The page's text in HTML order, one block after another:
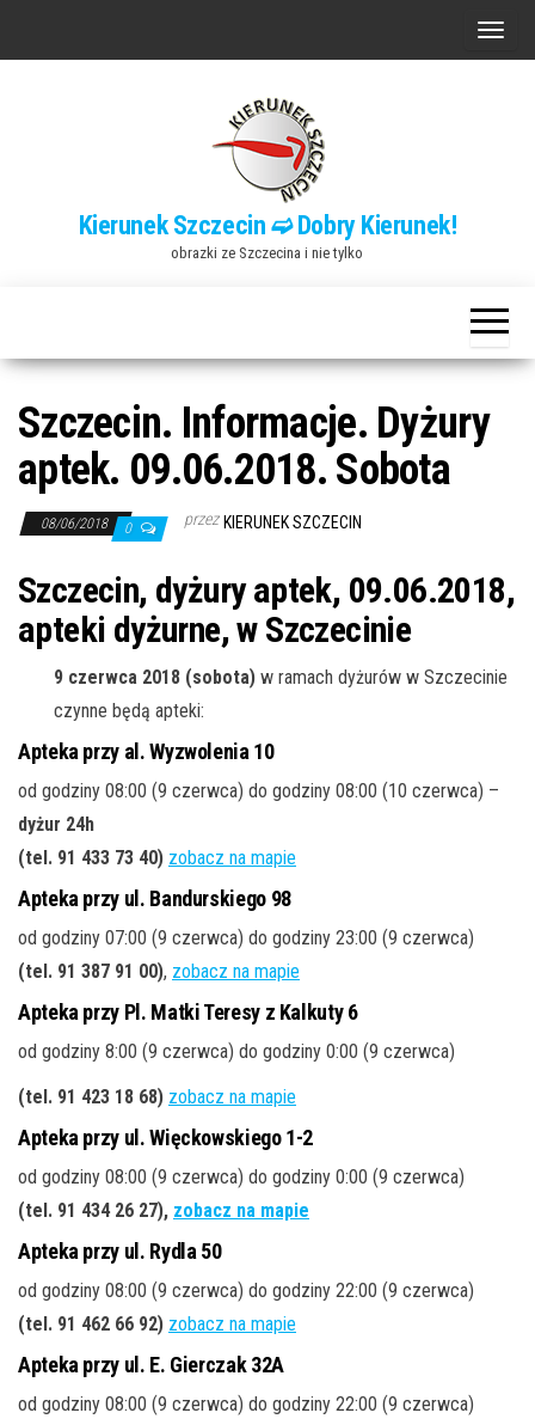
P
n
a
w
ę
Kierunek Szczecin ➫ Dobry Kierunek!
obrazki ze Szczecina i nie tylko
Szczecin. Informacje. Dyżury
aptek. 09.06.2018. Sobota
08/06/2018 0 przez KIERUNEK SZCZECIN
Szczecin, dyżury aptek, 09.06.2018,
apteki dyżurne, w Szczecinie
9 czerwca 2018 (sobota) w ramach dyżurów w Szczecinie
czynne będą apteki:
Apteka przy al. Wyzwolenia 10
od godziny 08:00 (9 czerwca) do godziny 08:00 (10 czerwca) –
dyżur 24h
(tel. 91 433 73 40) zobacz na mapie
Apteka przy ul. Bandurskiego 98
od godziny 07:00 (9 czerwca) do godziny 23:00 (9 czerwca)
(tel. 91 387 91 00), zobacz na mapie
Apteka przy Pl. Matki Teresy z Kalkuty 6
od godziny 8:00 (9 czerwca) do godziny 0:00 (9 czerwca)
(tel. 91 423 18 68) zobacz na mapie
Apteka przy ul. Więckowskiego 1-2
od godziny 08:00 (9 czerwca) do godziny 0:00 (9 czerwca)
(tel. 91 434 26 27), zobacz na mapie
Apteka przy ul. Rydla 50
od godziny 08:00 (9 czerwca) do godziny 22:00 (9 czerwca)
(tel. 91 462 66 92) zobacz na mapie
Apteka przy ul. E. Gierczak 32A
od godziny 08:00 (9 czerwca) do godziny 22:00 (9 czerwca)